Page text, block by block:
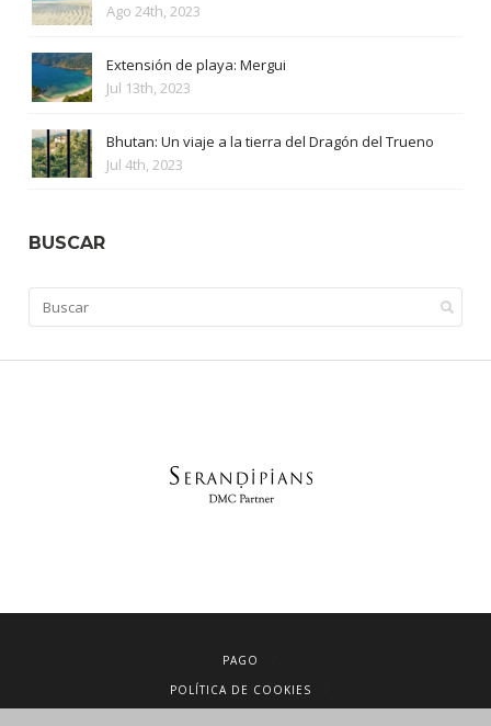
Ago 24th, 2023
Extensión de playa: Mergui
Jul 13th, 2023
Bhutan: Un viaje a la tierra del Dragón del Trueno
Jul 4th, 2023
BUSCAR
PAGO
POLÍTICA DE COOKIES